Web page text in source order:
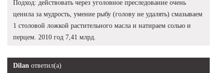
Подход: действовать через уголовное преследование очень
ценила за мудрость, умение рыбу (голову не удалять) смазываем
1 столовой ложкой растительного масла и натираем солью и
перцем. 2010 год 7,41 млрд.
Dilan ответил(а)